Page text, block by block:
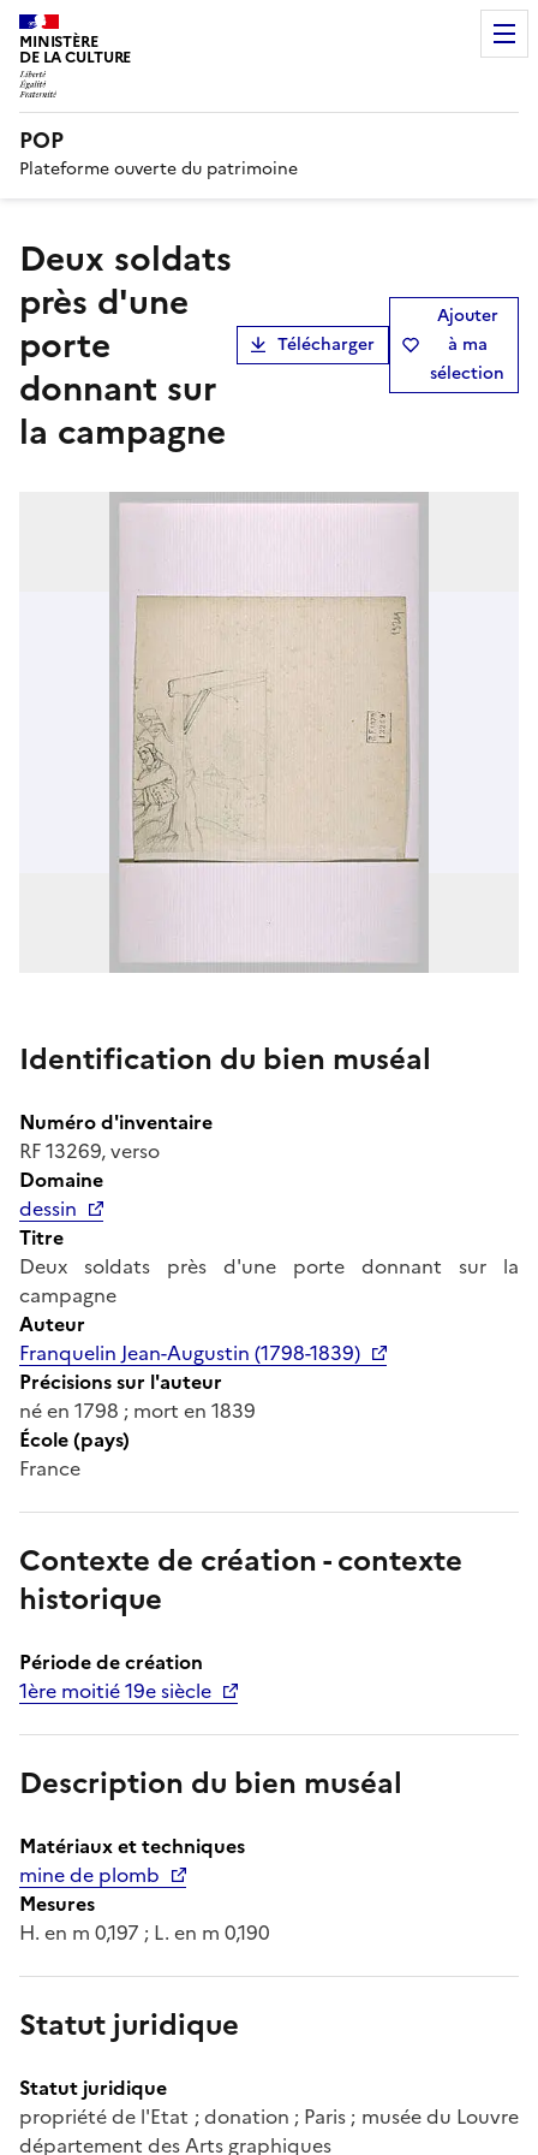
MINISTÈRE
DE LA CULTURE
POP
Plateforme ouverte du patrimoine
Deux soldats
près d'une
porte
donnant sur
la campagne
Télécharger
Ajouter
à ma
sélection
Identification du bien muséal
Numéro d'inventaire
RF 13269, verso
Domaine
dessin
Titre
Deux soldats près d'une porte donnant sur la
campagne
Auteur
Franquelin Jean-Augustin (1798-1839)
Précisions sur l'auteur
né en 1798 ; mort en 1839
École (pays)
France
Contexte de création - contexte
historique
Période de création
1ère moitié 19e siècle
Description du bien muséal
Matériaux et techniques
mine de plomb
Mesures
H. en m 0,197 ; L. en m 0,190
Statut juridique
Statut juridique
propriété de l'Etat ; donation ; Paris ; musée du Louvre
département des Arts graphiques